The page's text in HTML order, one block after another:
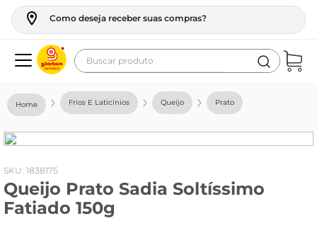
Como deseja receber suas compras?
Buscar produto
Frios E Laticínios Queijo Prato
: 1838175
Queijo Prato Sadia Soltíssimo
Fatiado 150g
geladeira
fogao
café
cerveja